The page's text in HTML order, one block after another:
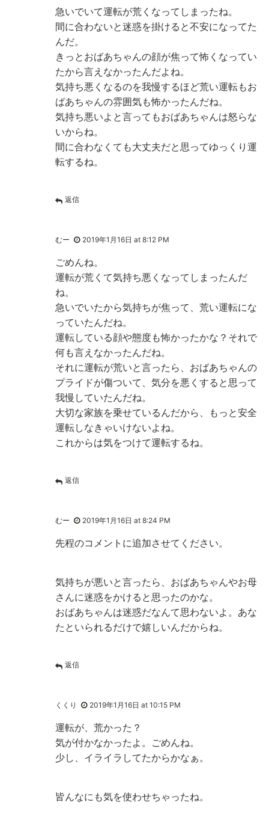
急いでいて運転が荒くなってしまったね。
間に合わないと迷惑を掛けると不安になってた
んだ。
きっとおばあちゃんの顔が焦って怖くなってい
たから言えなかったんだよね。
気持ち悪くなるのを我慢するほど荒い運転もお
ばあちゃんの雰囲気も怖かったんだね。
気持ち悪いよと言ってもおばあちゃんは怒らな
いからね。
間に合わなくても大丈夫だと思ってゆっくり運
転するね。
返信
むー 2019年1月16日 at 8:12 PM
ごめんね。
運転が荒くて気持ち悪くなってしまったんだ
ね。
急いでいたから気持ちが焦って、荒い運転にな
っていたんだね。
運転している顔や態度も怖かったかな？それで
何も言えなかったんだね。
それに運転が荒いと言ったら、おばあちゃんの
プライドが傷ついて、気分を悪くすると思って
我慢していたんだね。
大切な家族を乗せているんだから、もっと安全
運転しなきゃいけないよね。
これからは気をつけて運転するね。
返信
むー 2019年1月16日 at 8:24 PM
先程のコメントに追加させてください。
気持ちが悪いと言ったら、おばあちゃんやお母
さんに迷惑をかけると思ったのかな。
おばあちゃんは迷惑だなんて思わないよ。あな
たといられるだけで嬉しいんだからね。
返信
くくり 2019年1月16日 at 10:15 PM
運転が、荒かった？
気が付かなかったよ。ごめんね。
少し、イライラしてたからかなぁ。
皆んなにも気を使わせちゃったね。